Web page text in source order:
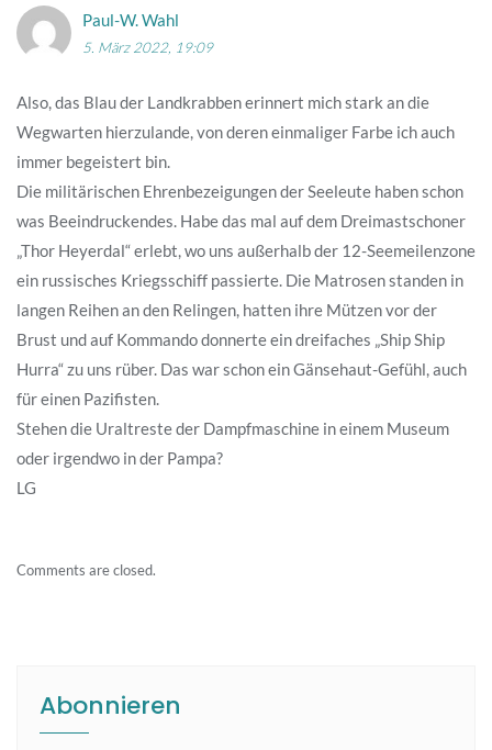
Paul-W. Wahl
5. März 2022, 19:09
Also, das Blau der Landkrabben erinnert mich stark an die
Wegwarten hierzulande, von deren einmaliger Farbe ich auch
immer begeistert bin.
Die militärischen Ehrenbezeigungen der Seeleute haben schon
was Beeindruckendes. Habe das mal auf dem Dreimastschoner
„Thor Heyerdal“ erlebt, wo uns außerhalb der 12-Seemeilenzone
ein russisches Kriegsschiff passierte. Die Matrosen standen in
langen Reihen an den Relingen, hatten ihre Mützen vor der
Brust und auf Kommando donnerte ein dreifaches „Ship Ship
Hurra“ zu uns rüber. Das war schon ein Gänsehaut-Gefühl, auch
für einen Pazifisten.
Stehen die Uraltreste der Dampfmaschine in einem Museum
oder irgendwo in der Pampa?
LG
Comments are closed.
Abonnieren